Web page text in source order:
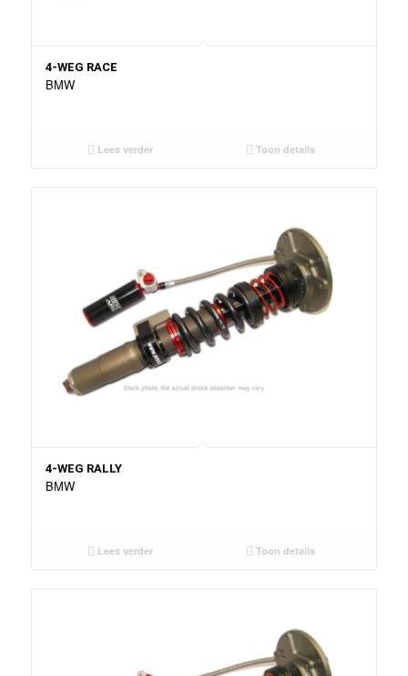
4-WEG RACE
BMW
Lees verder Toon details
4-WEG RALLY
BMW
Lees verder Toon details